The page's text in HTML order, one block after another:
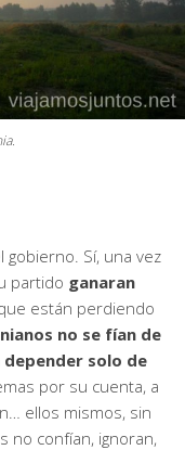
gobierno. Sí, una vez
partido ganaran
están perdiendo
no se fían de
solo de
por su cuenta, a
ellos mismos, sin
no confían, ignoran,